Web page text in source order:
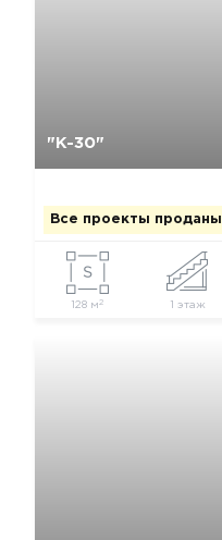
"К-30"
Все проекты проданы
128 м 2 1 этаж